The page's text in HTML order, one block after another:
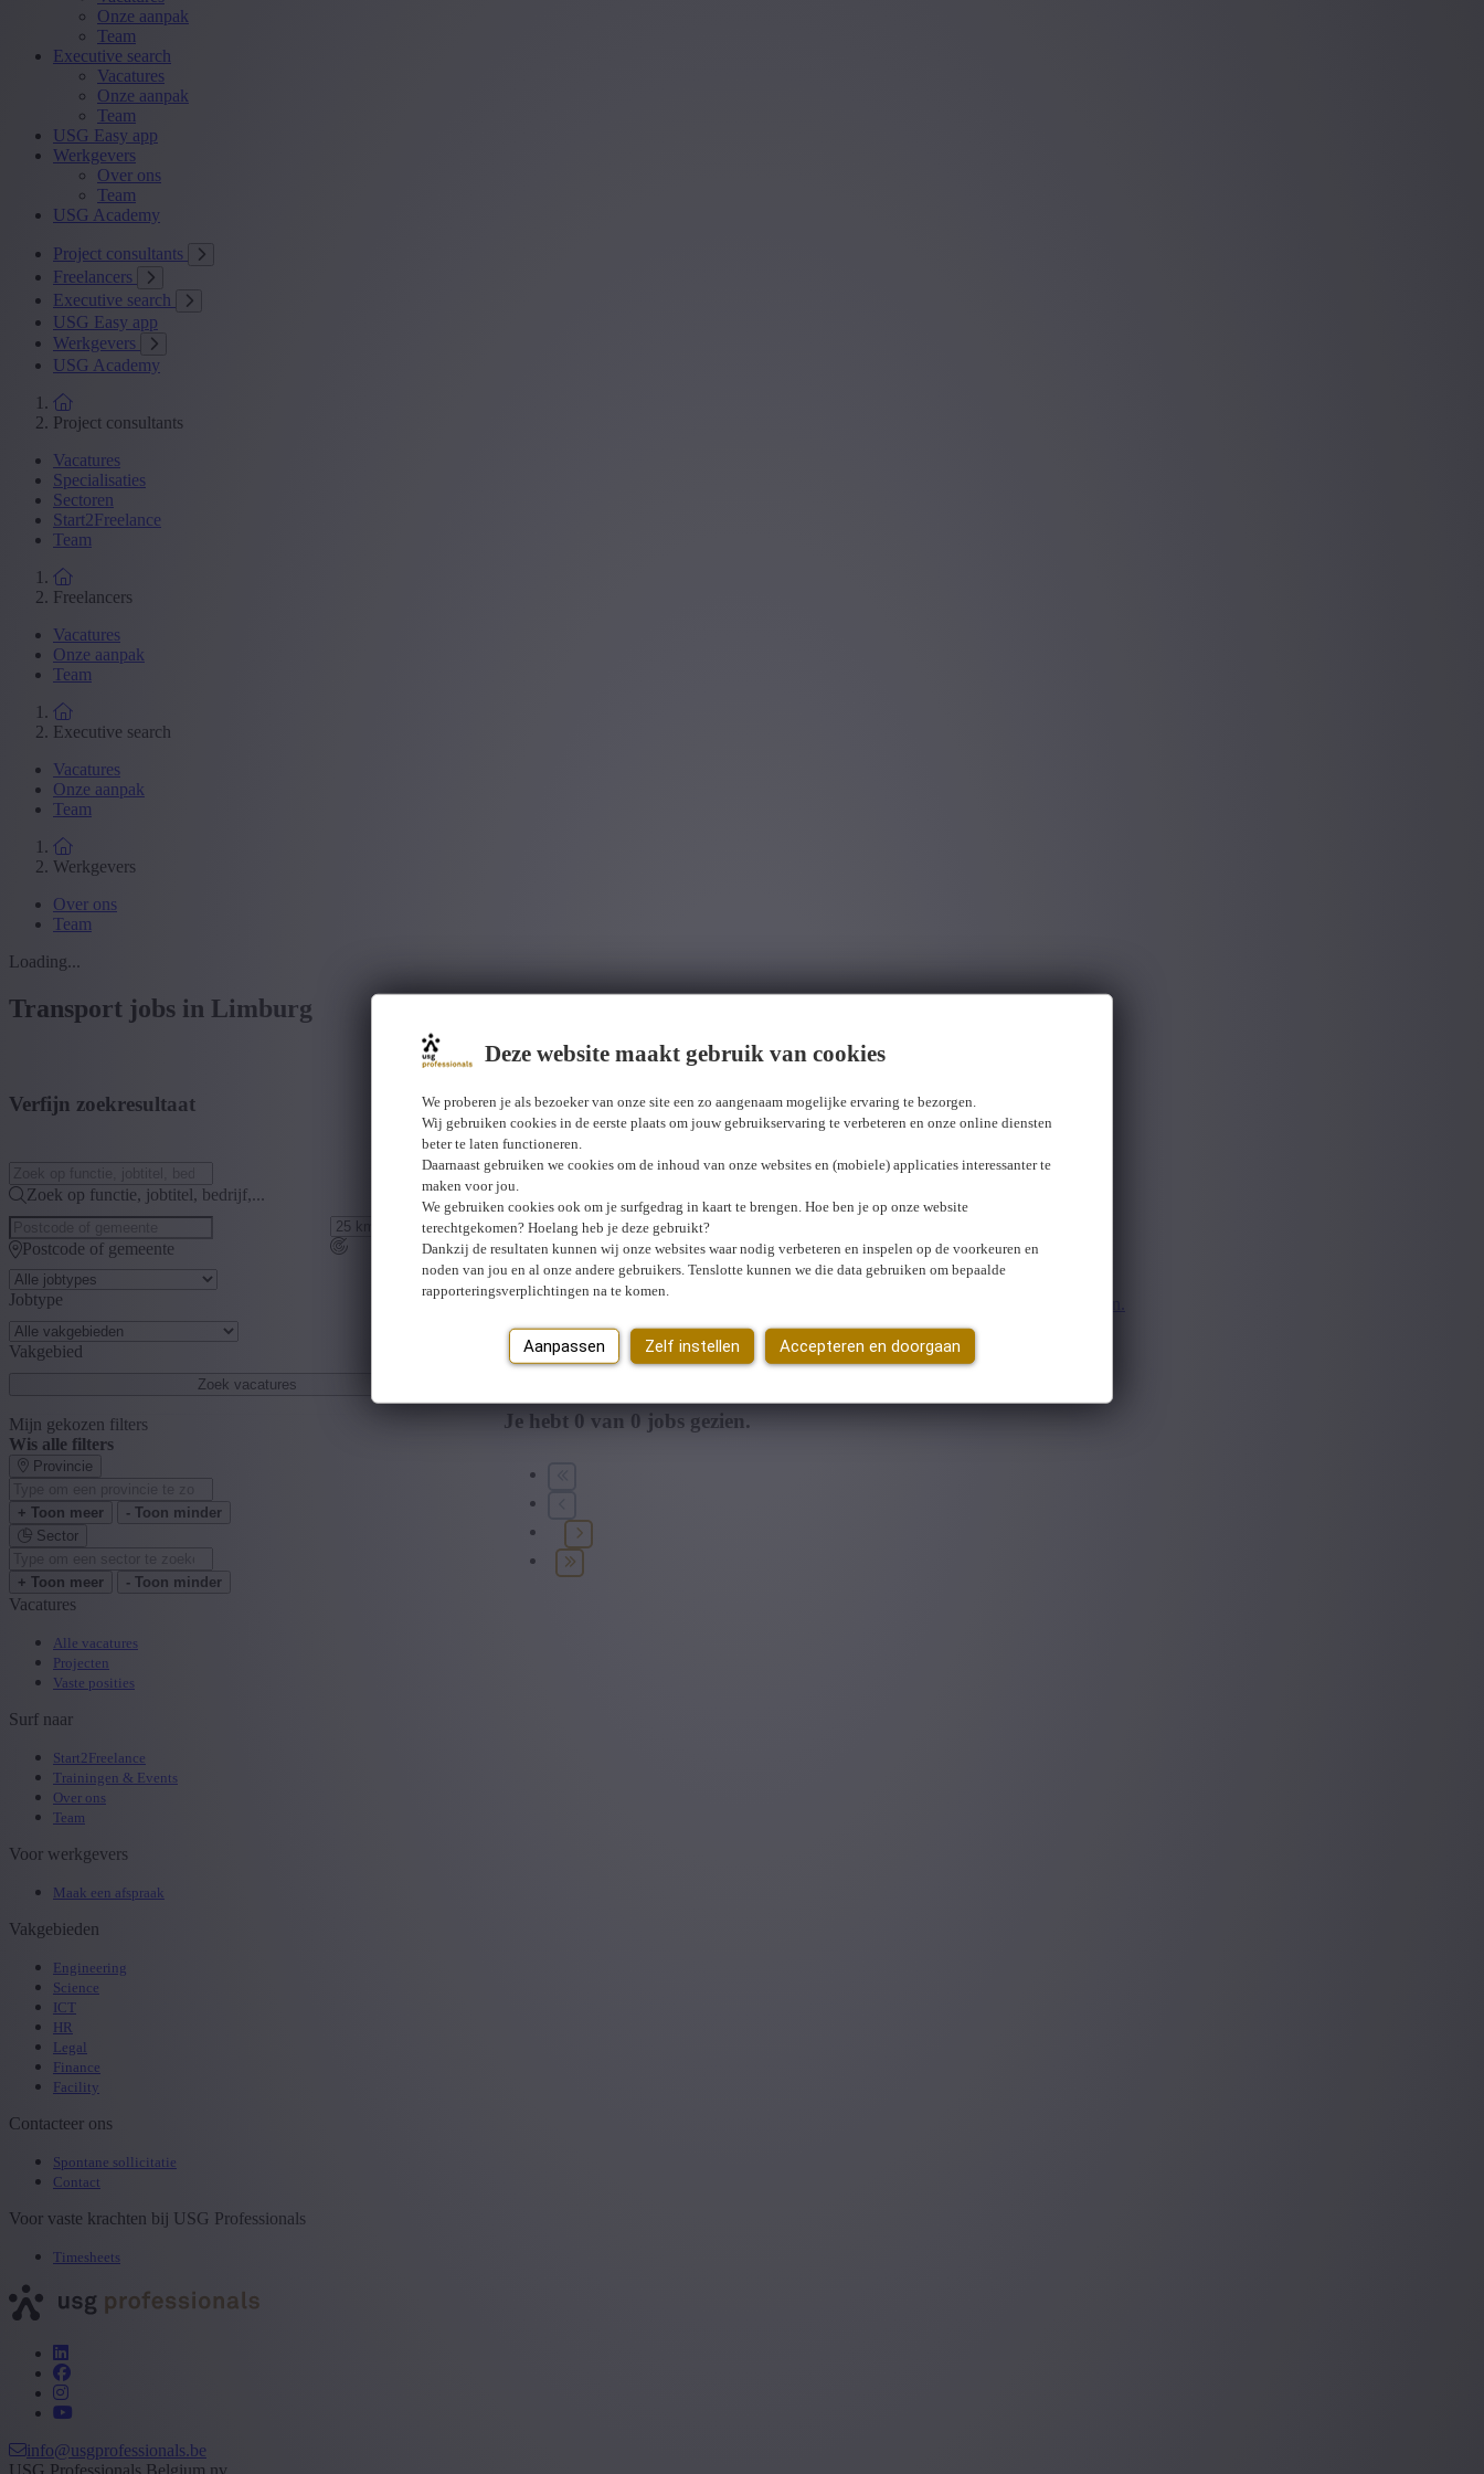
Deze website maakt gebruik van cookies
We proberen je als bezoeker van onze site een zo aangenaam mogelijke ervaring te bezorgen.
Wij gebruiken cookies in de eerste plaats om jouw gebruikservaring te verbeteren en onze online diensten
beter te laten functioneren.
Daarnaast gebruiken we cookies om de inhoud van onze websites en (mobiele) applicaties interessanter te
maken voor jou.
We gebruiken cookies ook om je surfgedrag in kaart te brengen. Hoe ben je op onze website
terechtgekomen? Hoelang heb je deze gebruikt?
Dankzij de resultaten kunnen wij onze websites waar nodig verbeteren en inspelen op de voorkeuren en
noden van jou en al onze andere gebruikers. Tenslotte kunnen we die data gebruiken om bepaalde
rapporteringsverplichtingen na te komen.
Aanpassen Zelf instellen Accepteren en doorgaan
Onze aanpak
Team
Executive search
Vacatures
Onze aanpak
Team
USG Easy app
Werkgevers
Over ons
Team
USG Academy
Project consultants
Freelancers
Executive search
USG Easy app
Werkgevers
USG Academy
Project consultants
Vacatures
Specialisaties
Sectoren
Start2Freelance
Team
Freelancers
Vacatures
Onze aanpak
Team
Executive search
Vacatures
Onze aanpak
Team
Werkgevers
Over ons
Team
Loading...
Transport jobs in Limburg
Verfijn zoekresultaat
Zoek op functie, jobtitel, bedrijf,...
Postcode of gemeente
Jobtype
Vakgebied
Zoek vacatures
Mijn gekozen filters
Wis alle filters
Provincie
+ Toon meer
- Toon minder
Sector
+ Toon meer - Toon minder
Wij hebben0 jobs voor jou gevonden. job voor jou gevonden
U hebt geen toegang tot deze pagina of bent niet langer aangemeld.
Er is een fout opgetreden. Gelieve later opnieuw te proberen.Sluiten
Je hebt 0 van 0 jobs gezien.
Vacatures
Alle vacatures
Projecten
Vaste posities
Surf naar
Start2Freelance
Trainingen & Events
Over ons
Team
Voor werkgevers
Maak een afspraak
Vakgebieden
Engineering
Science
ICT
HR
Legal
Finance
Facility
Contacteer ons
Spontane sollicitatie
Contact
Voor vaste krachten bij USG Professionals
Timesheets
info@usgprofessionals.be
USG Professionals Belgium nv